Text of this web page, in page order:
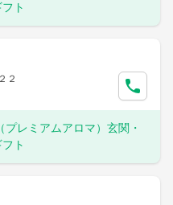
ト
２
レミアムアロマ）玄関・
ト